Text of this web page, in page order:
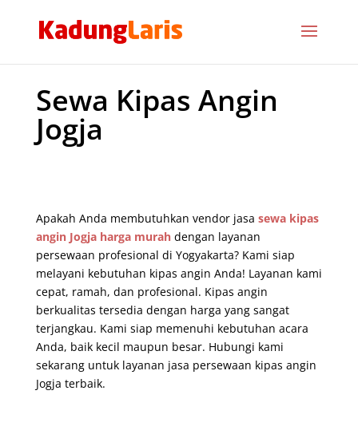
Sewa Kipas Angin
Jogja
Apakah Anda membutuhkan vendor jasa sewa kipas
angin Jogja harga murahdengan layanan
persewaan profesional di Yogyakarta? Kami siap
melayani kebutuhan kipas angin Anda! Layanan kami
cepat, ramah, dan profesional. Kipas angin
berkualitas tersedia dengan harga yang sangat
terjangkau. Kami siap memenuhi kebutuhan acara
Anda, baik kecil maupun besar. Hubungi kami
sekarang untuk layanan jasa persewaan kipas angin
Jogja terbaik.